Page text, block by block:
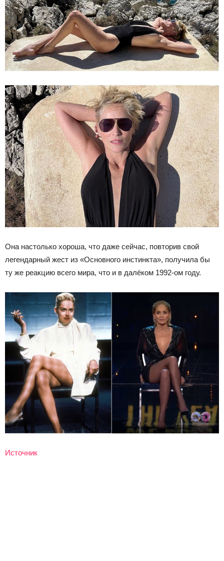
Она настолько хороша, что даже сейчас, повторив свой
легендарный жест из «Основного инстинкта», получила бы
ту же реакцию всего мира, что и в далёком 1992-ом году.
Источник